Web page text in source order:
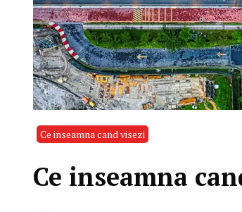
Ce inseamna cand visezi
Ce inseamna